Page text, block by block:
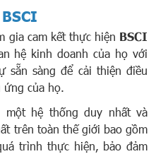
gia cam kết thực hiện BSCI
hệ kinh doanh của họ với
sẵn sàng để cải thiện điều
ứng của họ.
một hệ thống duy nhất và
trên toàn thế giới bao gồm
trình thực hiện, bảo đảm